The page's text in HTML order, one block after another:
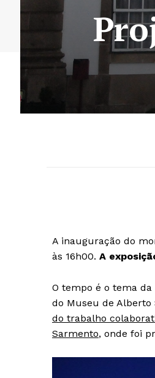
A inauguração do
às 16h00. A
O tempo é o tema
do Museu de Alberto
do trabalho
Sarmento, onde foi